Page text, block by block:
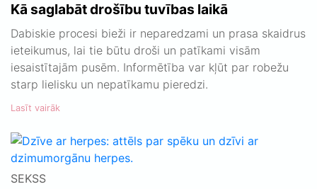
Kā saglabāt drošību tuvības laikā
Dabiskie procesi bieži ir neparedzami un prasa skaidrus
ieteikumus, lai tie būtu droši un patīkami visām
iesaistītajām pusēm. Informētība var kļūt par robežu
starp lielisku un nepatīkamu pieredzi.
Lasīt vairāk
SEKSS